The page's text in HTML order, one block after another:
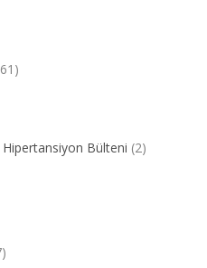
Hipertansiyon Bülteni (2)